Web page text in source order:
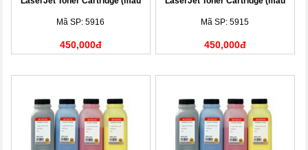
Mã SP: 5916
450,000đ
Mã SP: 5915
450,000đ